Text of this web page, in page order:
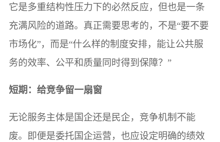
它是多重结构性压力下的必然反应，但也是一条
充满风险的道路。真正需要思考的，不是“要不要
市场化”，而是“什么样的制度安排，能让公共服
务的效率、公平和质量同时得到保障？”
短期：给竞争留一扇窗
无论服务主体是国企还是民企，竞争机制不能
废。即便是委托国企运营，也应设定明确的绩效